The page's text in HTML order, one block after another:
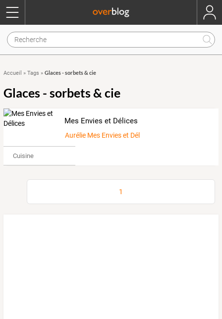
Accueil » Tags » Glaces - sorbets & cie
Glaces - sorbets & cie
Mes Envies et Délices
Aurélie Mes Envies et Délices
Cuisine
1